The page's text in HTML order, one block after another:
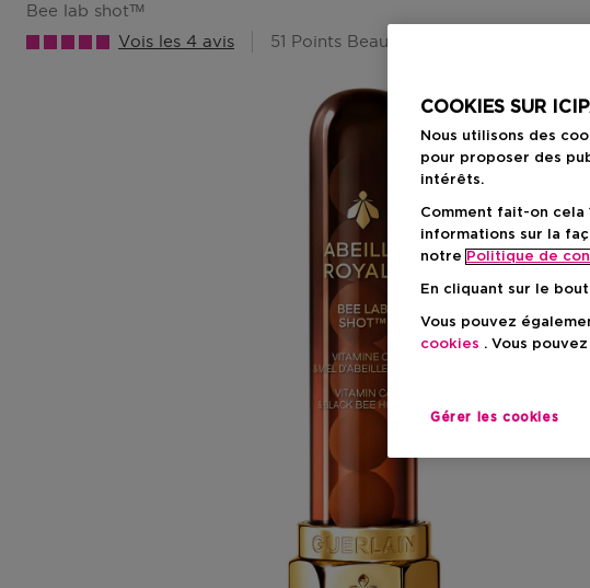
bee lab shotᵀᴹ
Vois les 4 avis
51 Points Beauty Member
COOKIES SUR
Nous utilisons des
pour proposer des
intérêts.
Comment fait-on cela
informations sur la
notre Politique de
En cliquant sur le
Vous pouvez
cookies . Vous
Gérer les cookies